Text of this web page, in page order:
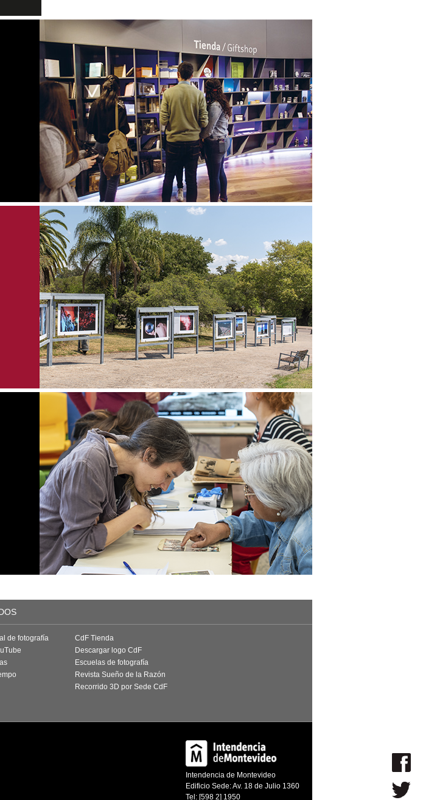
de fotografía
CdF Tienda
Descargar logo CdF
Escuelas de fotografía
Revista Sueño de la Razón
Recorrido 3D por Sede CdF
Intendencia de Montevideo
Edificio Sede: Av. 18 de Julio 1360
Tel: [598 2] 1950